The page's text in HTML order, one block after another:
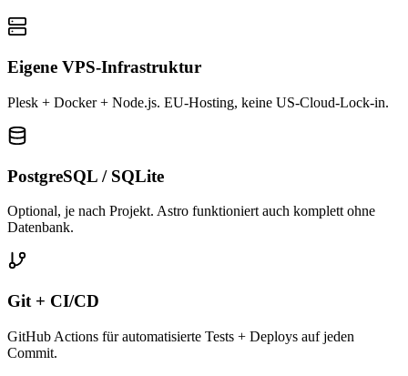
Eigene VPS-Infrastruktur
Plesk + Docker + Node.js. EU-Hosting, keine US-Cloud-Lock-in.
PostgreSQL / SQLite
Optional, je nach Projekt. Astro funktioniert auch komplett ohne
Datenbank.
Git + CI/CD
GitHub Actions für automatisierte Tests + Deploys auf jeden
Commit.